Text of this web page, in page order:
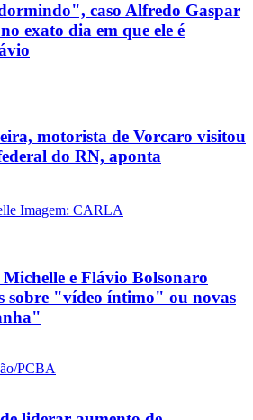
caso Alfredo Gaspar
exato dia em que ele é
motorista de Vorcaro visitou
do RN, aponta
e Flávio Bolsonaro
sobre "vídeo íntimo" ou novas